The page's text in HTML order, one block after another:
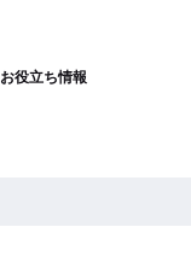
お役立ち情報